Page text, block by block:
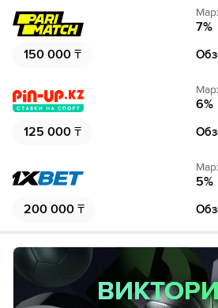
150 000 ₸
7%
125 000 ₸
6%
200 000 ₸
5%